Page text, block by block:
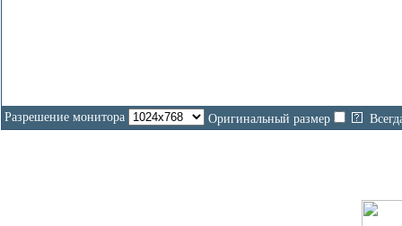
Разрешение монитора Оригинальный размер